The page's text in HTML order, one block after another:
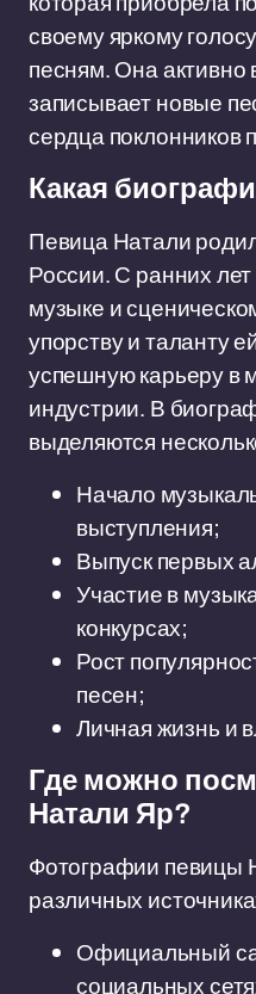
своему яркому
песням. Она активно
записывает новые
сердца поклонников
Какая
Певица Натали
России. С ранних
музыке и
упорству и таланту
успешную карьеру в
индустрии. В
выделяются
Начало
выступления;
Выпуск первых
Участие в
конкурсах;
Рост
песен;
Личная жизнь и
Где можно
Натали Яр?
Фотографии певицы
различных
Официальный
социальных